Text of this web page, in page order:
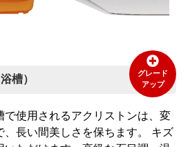
槽）
グレード
アップ
で使用されるアクリストンは、変
、長い間美しさを保ちます。 キズ